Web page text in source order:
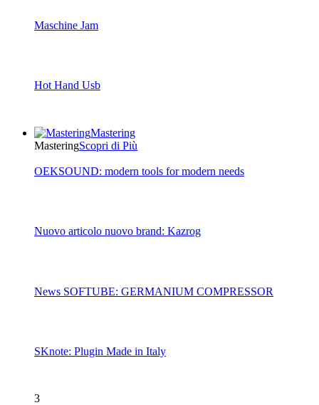
Maschine Jam
Hot Hand Usb
Mastering
MasteringScopri di Più
OEKSOUND: modern tools for modern needs
Nuovo articolo nuovo brand: Kazrog
News SOFTUBE: GERMANIUM COMPRESSOR
SKnote: Plugin Made in Italy
3